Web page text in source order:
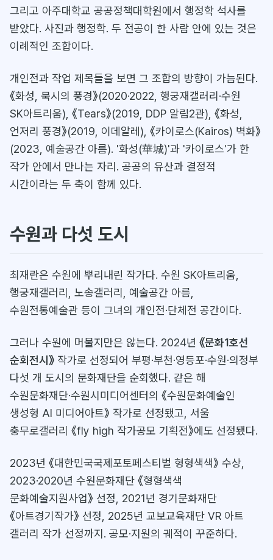
그리고 아주대학교 공공정책대학원에서 행정학 석사를
받았다. 사진과 행정학. 두 전공이 한 사람 안에 있는 것은
이례적인 조합이다.
개인전과 작업 제목들을 보면 그 조합의 방향이 가늠된다.
《화성, 묵시의 풍경》(2020·2022, 행궁재갤러리·수원
SK아트리움), 《Tears》(2019, DDP 알림2관), 《화성,
언저리 풍경》(2019, 이데알레), 《카이로스(Kairos) 벽화》
(2023, 예술공간 아름). '화성(華城)'과 '카이로스'가 한
작가 안에서 만나는 자리. 공공의 유산과 결정적
시간이라는 두 축이 함께 있다.
수원과 다섯 도시
최재란은 수원에 뿌리내린 작가다. 수원 SK아트리움,
행궁재갤러리, 노송갤러리, 예술공간 아름,
수원전통예술관 등이 그녀의 개인전·단체전 공간이다.
그러나 수원에 머물지만은 않는다. 2024년 《문화1호선
순회전시》 작가로 선정되어 부평·부천·영등포·수원·의정부
다섯 개 도시의 문화재단을 순회했다. 같은 해
수원문화재단·수원시미디어센터의 《수원문화예술인
생성형 AI 미디어아트》 작가로 선정됐고, 서울
충무로갤러리 《fly high 작가공모 기획전》에도 선정됐다.
2023년 《대한민국국제포토페스티벌 형형색색》 수상,
2023·2020년 수원문화재단 《형형색색
문화예술지원사업》 선정, 2021년 경기문화재단
《아트경기작가》 선정, 2025년 교보교육재단 VR 아트
갤러리 작가 선정까지. 공모·지원의 궤적이 꾸준하다.